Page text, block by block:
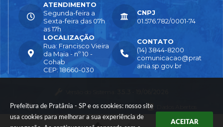
Prefeitura de Pratânia - SP e os cookies: nosso site
usa cookies para melhorar a sua experiência de
ACEITAR
LOCALIZAÇÃO
Rua: Francisco Vieira
da Maia - nº 10 -
Cohab
CEP: 18660-030
CONTATO
(14) 3844-8200
comunicacao@prat
ania.sp.gov.br
ATENDIMENTO
Segunda-feira a
Sexta-feira das 07h
as 17h
CNPJ
01.576.782/0001-74
Portal atualizado em:04/08/2026 16:55